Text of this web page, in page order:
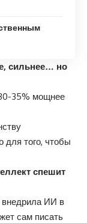
сильнее… но
35% мощнее
для того, чтобы
спешит
внедрила ИИ в
сам писать